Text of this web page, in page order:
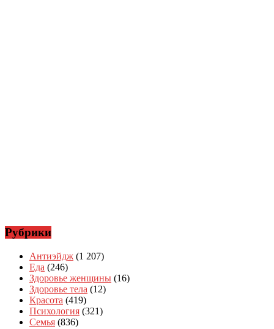
Рубрики
Антиэйдж (1 207)
Еда (246)
Здоровье женщины (16)
Здоровье тела (12)
Красота (419)
Психология (321)
Семья (836)